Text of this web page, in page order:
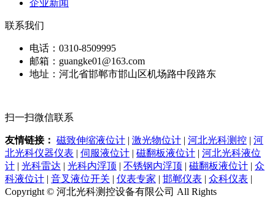
企业新闻
联系我们
电话：0310-8509995
邮箱：guangke01@163.com
地址：河北省邯郸市邯山区机场路中段路东
扫一扫微信联系
友情链接： 磁致伸缩液位计 | 激光物位计 | 河北光科测控 | 河
北光科仪器仪表 | 伺服液位计 | 磁翻板液位计 | 河北光科液位
计 | 光科雷达 | 光科内浮顶 | 不锈钢内浮顶 | 磁翻板液位计 | 众
科液位计 | 音叉液位开关 | 仪表专家 | 邯郸仪表 | 众科仪表 |
Copyright © 河北光科测控设备有限公司 All Rights